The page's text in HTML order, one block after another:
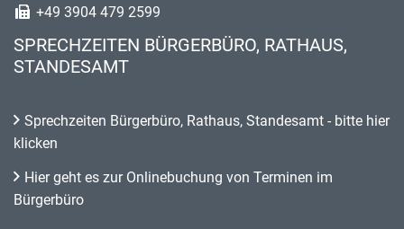
+49 3904 479 2599
SPRECHZEITEN BÜRGERBÜRO, RATHAUS,
STANDESAMT
Sprechzeiten Bürgerbüro, Rathaus, Standesamt - bitte hier
klicken
Hier geht es zur Onlinebuchung von Terminen im
Bürgerbüro